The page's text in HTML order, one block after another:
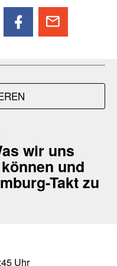
wir uns
und
Takt zu
Uhr